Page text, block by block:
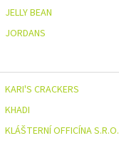
JELLY BEAN
JORDANS
KARI'S CRACKERS
KHADI
KLÁŠTERNÍ OFFICÍNA S.R.O.